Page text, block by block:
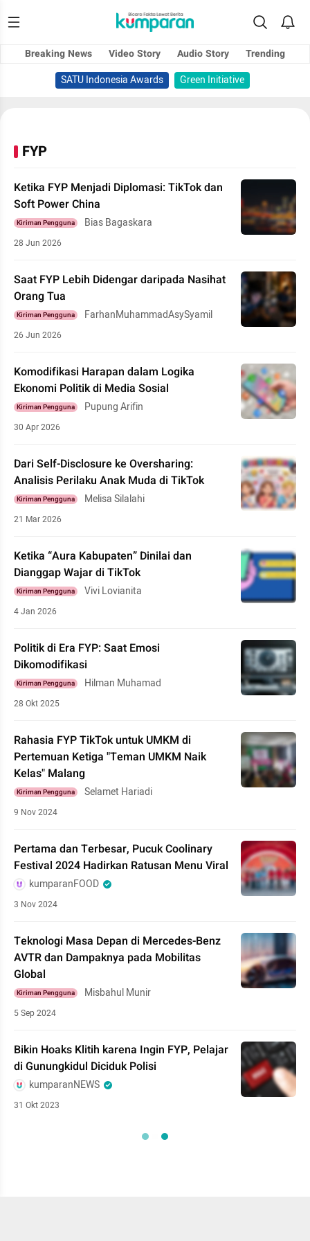
Breaking News Video Story Audio Story
Trending
SATU Indonesia Awards
Green Initiative
FYP
Ketika FYP Menjadi Diplomasi: TikTok dan
Soft Power China
Kiriman Pengguna Bias Bagaskara
28 Jun 2026
Saat FYP Lebih Didengar daripada Nasihat
Orang Tua
Kiriman Pengguna FarhanMuhammadAsySyamil
26 Jun 2026
Komodifikasi Harapan dalam Logika
Ekonomi Politik di Media Sosial
Kiriman Pengguna Pupung Arifin
30 Apr 2026
Dari Self-Disclosure ke Oversharing:
Analisis Perilaku Anak Muda di TikTok
Kiriman Pengguna Melisa Silalahi
21 Mar 2026
Ketika “Aura Kabupaten” Dinilai dan
Dianggap Wajar di TikTok
Kiriman Pengguna Vivi Lovianita
4 Jan 2026
Politik di Era FYP: Saat Emosi
Dikomodifikasi
Kiriman Pengguna Hilman Muhamad
28 Okt 2025
Rahasia FYP TikTok untuk UMKM di
Pertemuan Ketiga "Teman UMKM Naik
Kelas" Malang
Kiriman Pengguna Selamet Hariadi
9 Nov 2024
Pertama dan Terbesar, Pucuk Coolinary
Festival 2024 Hadirkan Ratusan Menu Viral
kumparanFOOD
3 Nov 2024
Teknologi Masa Depan di Mercedes-Benz
AVTR dan Dampaknya pada Mobilitas
Global
Kiriman Pengguna Misbahul Munir
5 Sep 2024
Bikin Hoaks Klitih karena Ingin FYP, Pelajar
di Gunungkidul Diciduk Polisi
kumparanNEWS
31 Okt 2023